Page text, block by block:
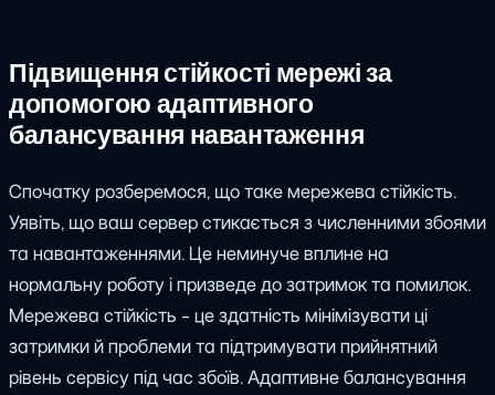
Підвищення стійкості мережі за
допомогою адаптивного
балансування навантаження
Спочатку розберемося, що таке мережева стійкість.
Уявіть, що ваш сервер стикається з численними збоями
та навантаженнями. Це неминуче вплине на
нормальну роботу і призведе до затримок та помилок.
Мережева стійкість - це здатність мінімізувати ці
затримки й проблеми та підтримувати прийнятний
рівень сервісу під час збоїв. Адаптивне балансування